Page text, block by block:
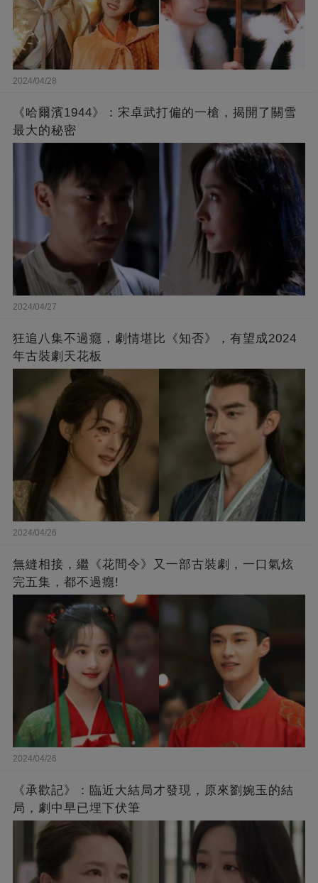
2024/04/28
《哈爾濱1944》：宋卓武打偏的一槍，揭開了關雪
最大的秘密
2024/04/27
狂追八集不過癮，劇情堪比《知否》，有望成2024
年古裝劇天花板
2024/04/26
無縫相接，繼《花間令》又一部古裝劇，一口氣炫
完五集，都不過癮!
2024/04/26
《承歡記》：臨近大結局才發現，原來劉婉玉的結
局，劇中早已埋下伏筆